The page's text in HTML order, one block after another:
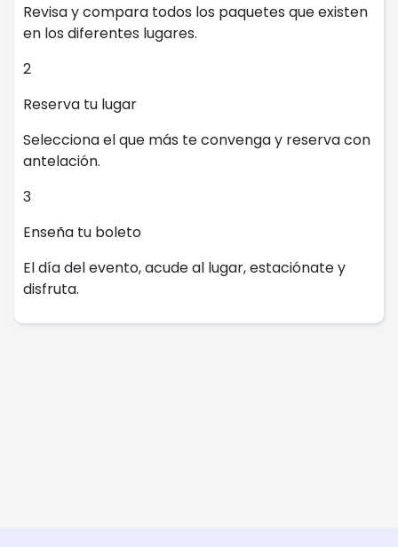
Revisa y compara todos los paquetes que existen
en los diferentes lugares.
2
Reserva tu lugar
Selecciona el que más te convenga y reserva con
antelación.
3
Enseña tu boleto
El día del evento, acude al lugar, estaciónate y
disfruta.